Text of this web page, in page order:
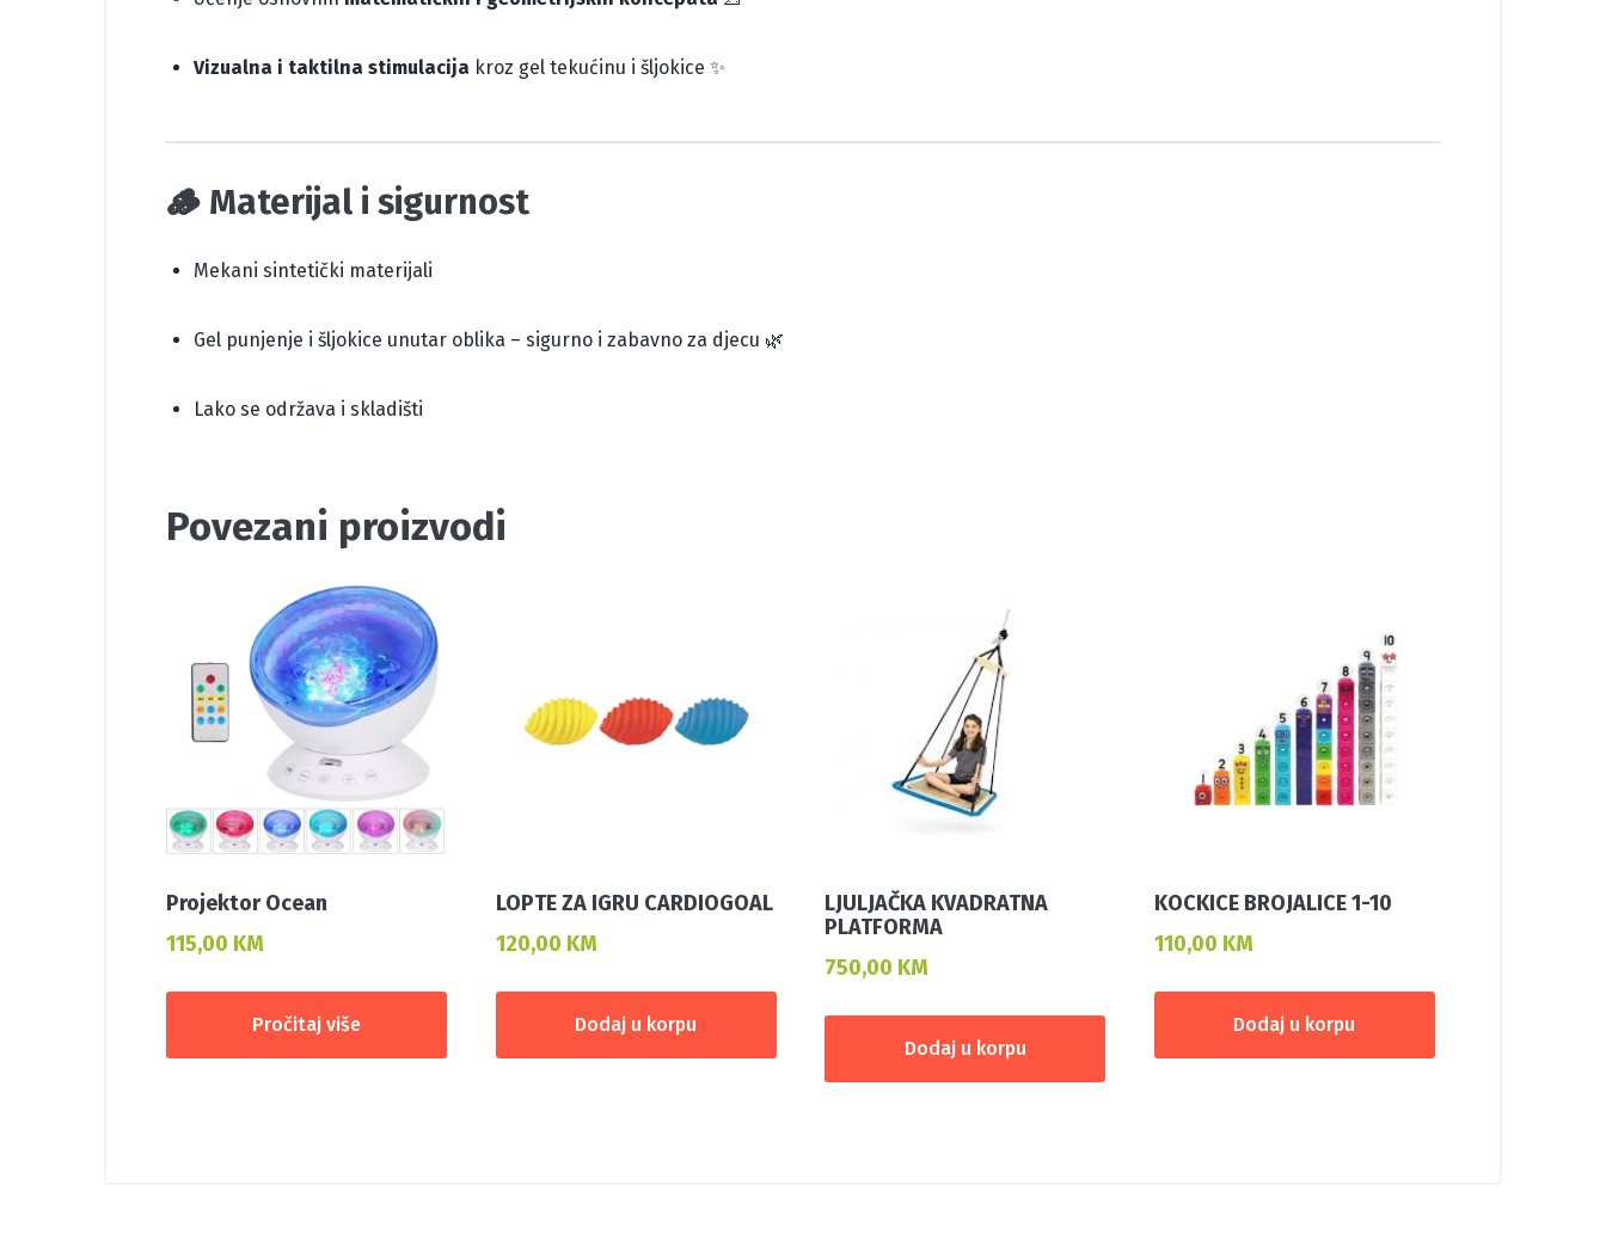
Vizualna i taktilna stimulacija kroz gel tekućinu i šljokice ✨
🪵 Materijal i sigurnost
Mekani sintetički materijali
Gel punjenje i šljokice unutar oblika – sigurno i zabavno za djecu 🌿
Lako se održava i skladišti
Povezani proizvodi
Projektor Ocean
115,00 KM
Pročitaj više
LOPTE ZA IGRU CARDIOGOAL
120,00 KM
Dodaj u korpu
LJULJAČKA KVADRATNA
PLATFORMA
750,00 KM
Dodaj u korpu
KOCKICE BROJALICE 1-10
110,00 KM
Dodaj u korpu